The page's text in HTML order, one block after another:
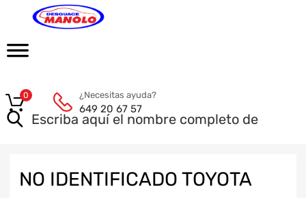
¿Necesitas ayuda?
649 20 67 57
0
NO IDENTIFICADO TOYOTA